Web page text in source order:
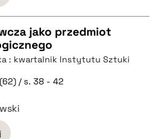
jako przedmiot
: kwartalnik Instytutu Sztuki
/ s. 38 - 42